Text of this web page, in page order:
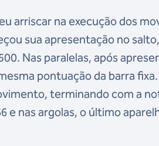
arriscar na execução dos
sua apresentação no
Nas paralelas, após
pontuação da barra
terminando com a
e nas argolas, o último